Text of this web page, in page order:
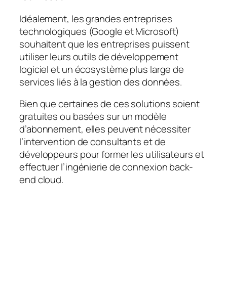
Idéalement, les grandes entreprises
technologiques (Google et Microsoft)
souhaitent que les entreprises puissent
utiliser leurs outils de développement
logiciel et un écosystème plus large de
services liés à la gestion des données.
Bien que certaines de ces solutions soient
gratuites ou basées sur un modèle
d’abonnement, elles peuvent nécessiter
l’intervention de consultants et de
développeurs pour former les utilisateurs et
effectuer l’ingénierie de connexion back-
end cloud.